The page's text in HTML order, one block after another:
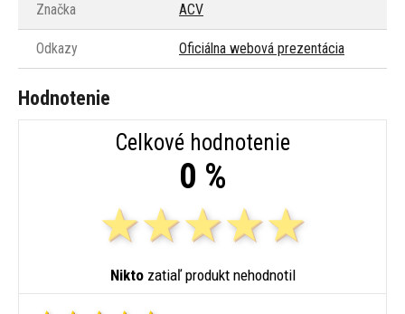
Značka ACV
Odkazy Oficiálna webová prezentácia
Hodnotenie
Celkové hodnotenie
0 %
Niktozatiaľ produkt nehodnotil